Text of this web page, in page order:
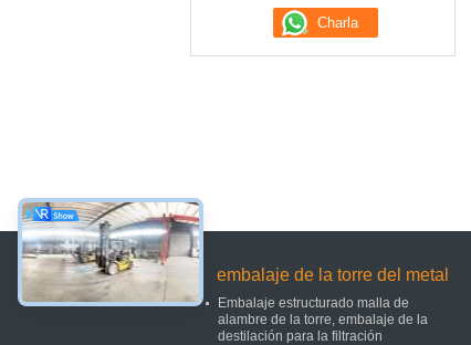
embalaje de la torre del metal
Embalaje estructurado malla de
alambre de la torre, embalaje de la
destilación para la filtración